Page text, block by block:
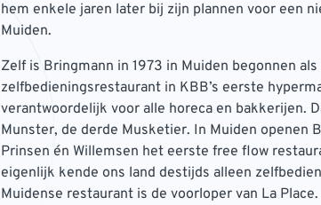
hem enkele jaren later bij zijn plannen voor een
Muiden.
Zelf is Bringmann in 1973 in Muiden begonnen
zelfbedieningsrestaurant in KBB’s eerste
verantwoordelijk voor alle horeca en bakkerijen.
Munster, de derde Musketier. In Muiden openen
Prinsen én Willemsen het eerste free flow
eigenlijk kende ons land destijds alleen
Muidense restaurant is de voorloper van La Place.